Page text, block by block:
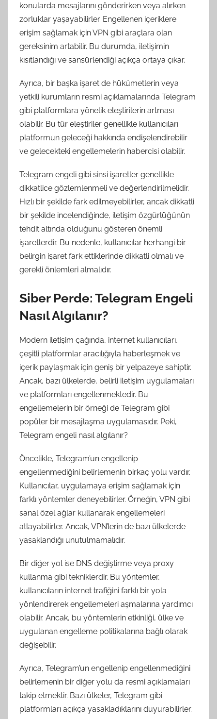
konularda mesajlarını gönderirken veya alırken
zorluklar yaşayabilirler. Engellenen içeriklere
erişim sağlamak için VPN gibi araçlara olan
gereksinim artabilir. Bu durumda, iletişimin
kısıtlandığı ve sansürlendiği açıkça ortaya çıkar.
Ayrıca, bir başka işaret de hükümetlerin veya
yetkili kurumların resmi açıklamalarında Telegram
gibi platformlara yönelik eleştirilerin artması
olabilir. Bu tür eleştiriler genellikle kullanıcıları
platformun geleceği hakkında endişelendirebilir
ve gelecekteki engellemelerin habercisi olabilir.
Telegram engeli gibi sinsi işaretler genellikle
dikkatlice gözlemlenmeli ve değerlendirilmelidir.
Hızlı bir şekilde fark edilmeyebilirler, ancak dikkatli
bir şekilde incelendiğinde, iletişim özgürlüğünün
tehdit altında olduğunu gösteren önemli
işaretlerdir. Bu nedenle, kullanıcılar herhangi bir
belirgin işaret fark ettiklerinde dikkatli olmalı ve
gerekli önlemleri almalıdır.
Siber Perde: Telegram Engeli
Nasıl Algılanır?
Modern iletişim çağında, internet kullanıcıları,
çeşitli platformlar aracılığıyla haberleşmek ve
içerik paylaşmak için geniş bir yelpazeye sahiptir.
Ancak, bazı ülkelerde, belirli iletişim uygulamaları
ve platformları engellenmektedir. Bu
engellemelerin bir örneği de Telegram gibi
popüler bir mesajlaşma uygulamasıdır. Peki,
Telegram engeli nasıl algılanır?
Öncelikle, Telegram’un engellenip
engellenmediğini belirlemenin birkaç yolu vardır.
Kullanıcılar, uygulamaya erişim sağlamak için
farklı yöntemler deneyebilirler. Örneğin, VPN gibi
sanal özel ağlar kullanarak engellemeleri
atlayabilirler. Ancak, VPN’lerin de bazı ülkelerde
yasaklandığı unutulmamalıdır.
Bir diğer yol ise DNS değiştirme veya proxy
kullanma gibi tekniklerdir. Bu yöntemler,
kullanıcıların internet trafiğini farklı bir yola
yönlendirerek engellemeleri aşmalarına yardımcı
olabilir. Ancak, bu yöntemlerin etkinliği, ülke ve
uygulanan engelleme politikalarına bağlı olarak
değişebilir.
Ayrıca, Telegram’un engellenip engellenmediğini
belirlemenin bir diğer yolu da resmi açıklamaları
takip etmektir. Bazı ülkeler, Telegram gibi
platformları açıkça yasakladıklarını duyurabilirler.